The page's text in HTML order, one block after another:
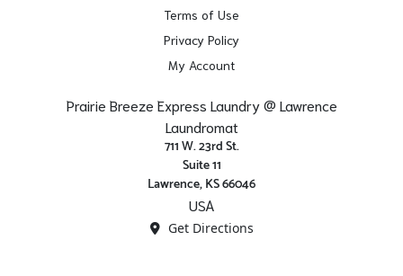
Terms of Use
Privacy Policy
My Account
Prairie Breeze Express Laundry @ Lawrence
Laundromat
711 W. 23rd St.
Suite 11
Lawrence, KS 66046
USA
Get Directions